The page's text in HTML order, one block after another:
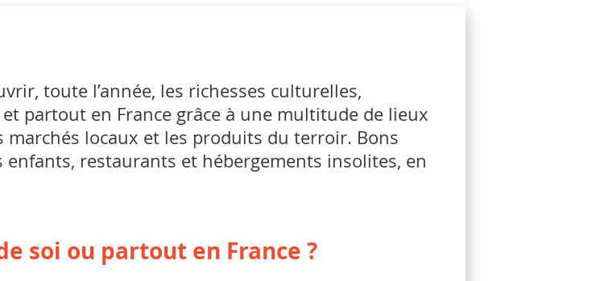
toute l’année, les richesses culturelles,
partout en France grâce à une multitude de lieux
marchés locaux et les produits du terroir. Bons
restaurants et hébergements insolites, en
soi ou partout en France ?